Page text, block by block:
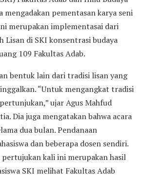
mengadakan pementasan karya seni
merupakan implementasai dari
Lisan di SKI konsentrasi budaya
109 Fakultas Adab.
bentuk lain dari tradisi lisan yang
“Untuk mengangkat tradisi
ujar Agus Mahfud
Dia juga mengatakan bahwa acara
dua bulan. Pendanaan
dan beberapa dosen sendiri.
pertujukan kali ini merupakan hasil
SKI melihat Fakultas Adab